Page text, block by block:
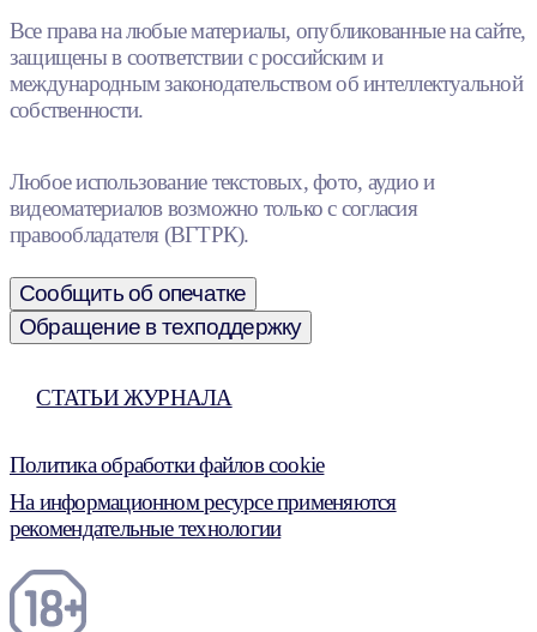
Все права на любые материалы, опубликованные на сайте,
защищены в соответствии с российским и
международным законодательством об интеллектуальной
собственности.
Любое использование текстовых, фото, аудио и
видеоматериалов возможно только с согласия
правообладателя (ВГТРК).
Сообщить об опечатке
Обращение в техподдержку
СТАТЬИ ЖУРНАЛА
Политика обработки файлов cookie
На информационном ресурсе применяются
рекомендательные технологии